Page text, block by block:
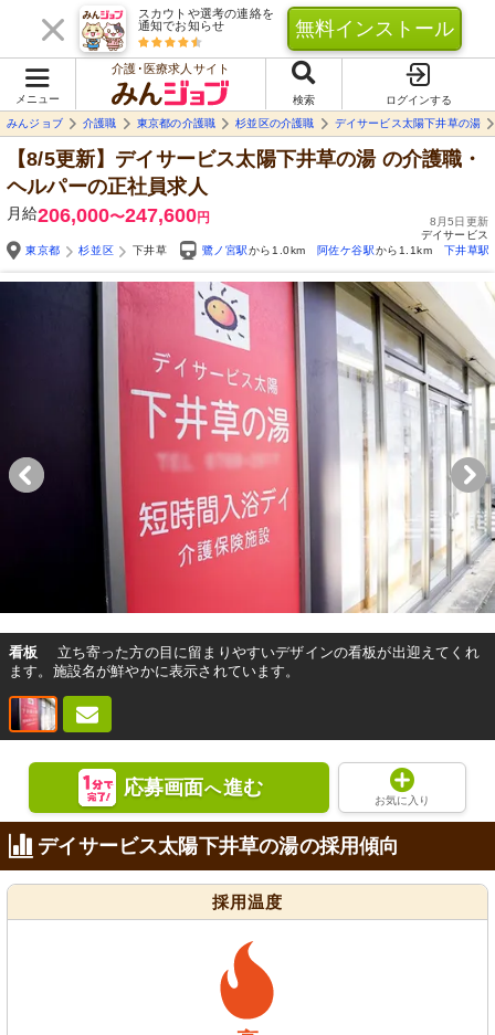
スカウトや選考の連絡を
通知でお知らせ
無料インストール
メニュー
介護･医療求人サイト
検索
ログインする
みんジョブ
介護職 東京都の介護職 杉並区の介護職 デイサービス太陽下井草の湯
【8/5更新】デイサービス太陽下井草の湯の介護職・
ヘルパーの正社員求人
月給206,000〜247,600円
8月5日更新
デイサービス
東京都
杉並区 下井草 鷺ノ宮駅から1.0km 阿佐ケ谷駅から1.1km 下井草駅
看板
立ち寄った方の目に留まりやすいデザインの看板が出迎えてくれ
ます。施設名が鮮やかに表示されています。
応募画面へ進む
お気に入り
デイサービス太陽下井草の湯の採用傾向
採用温度